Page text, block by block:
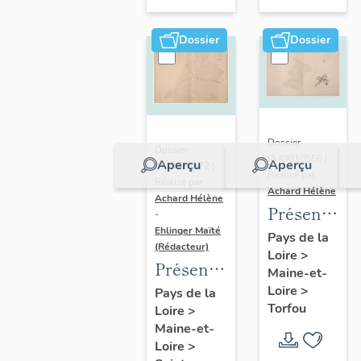
sur-
Moine
Dossier
Aperçu
IA49010572 |
Achard Hélène
-
Ehlinger Maïté
(Rédacteur)
Présentation
du
patrimoine
industriel
Pays de la
Loire >
Maine-et-
Loire >
Dossier
Aperçu
Dossier
IA49010556 |
Réalisé par
Achard Hélène
du
patrimoine
industriel
de la
commune
de
Pays de la
Loire >
Maine-et-
Loire >
Torfou